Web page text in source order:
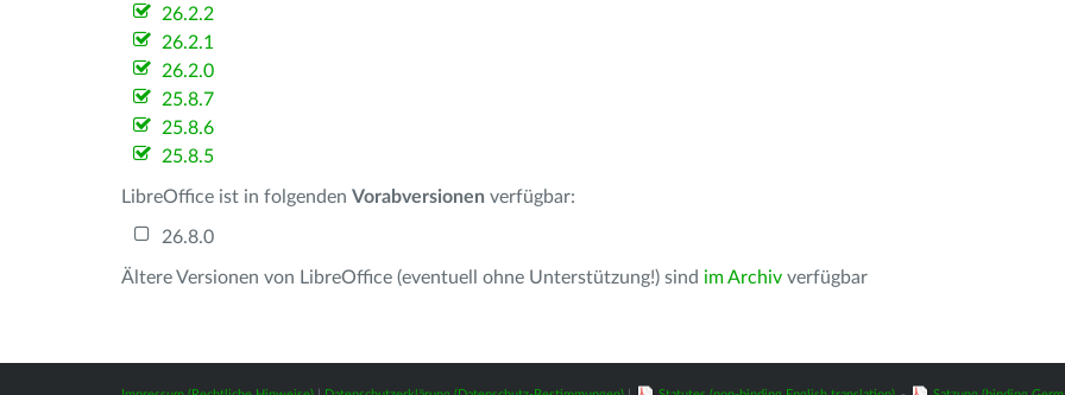
26.2.2
26.2.1
26.2.0
25.8.7
25.8.6
25.8.5
LibreOffice ist in folgenden Vorabversionen verfügbar:
26.8.0
Ältere Versionen von LibreOffice (eventuell ohne Unterstützung!) sind im Archiv verfügbar